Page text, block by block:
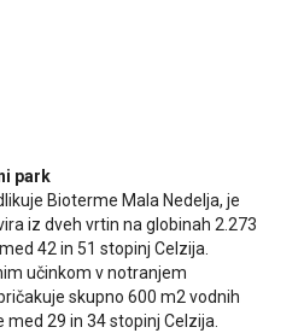
park
Bioterme Mala Nedelja, je
iz dveh vrtin na globinah 2.273
42 in 51 stopinj Celzija.
učinkom v notranjem
skupno 600 m2 vodnih
29 in 34 stopinj Celzija.